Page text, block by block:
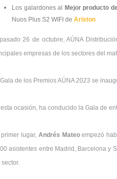
Los galardones al
Mejor producto
Nuos Plus S2 WIFI de Ariston
26 de octubre, AÚNA
empresas de los sectores del
de los Premios AÚNA 2023 se
esta ocasión, ha conducido la Gala de
primer lugar,Andrés Mateoempezó
asistentes entre Madrid, Barcelona y